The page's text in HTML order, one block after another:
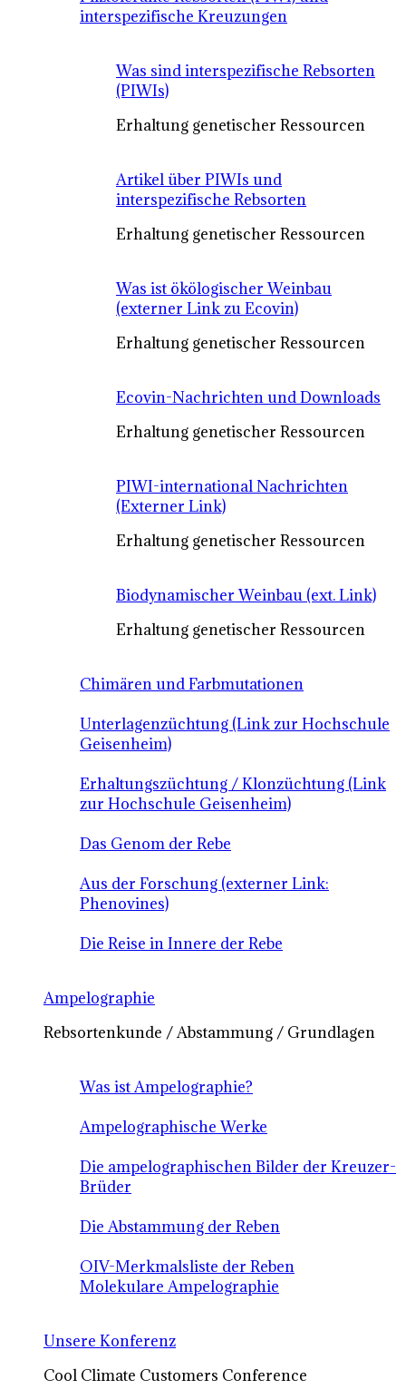
interspezifische Kreuzungen
Was sind interspezifische Rebsorten
(PIWIs)
Erhaltung genetischer Ressourcen
Artikel über PIWIs und
interspezifische Rebsorten
Erhaltung genetischer Ressourcen
Was ist ökölogischer Weinbau
(externer Link zu Ecovin)
Erhaltung genetischer Ressourcen
Ecovin-Nachrichten und Downloads
Erhaltung genetischer Ressourcen
PIWI-international Nachrichten
(Externer Link)
Erhaltung genetischer Ressourcen
Biodynamischer Weinbau (ext. Link)
Erhaltung genetischer Ressourcen
Chimären und Farbmutationen
Unterlagenzüchtung (Link zur Hochschule
Geisenheim)
Erhaltungszüchtung / Klonzüchtung (Link
zur Hochschule Geisenheim)
Das Genom der Rebe
Aus der Forschung (externer Link:
Phenovines)
Die Reise in Innere der Rebe
Ampelographie
Rebsortenkunde / Abstammung / Grundlagen
Was ist Ampelographie?
Ampelographische Werke
Die ampelographischen Bilder der Kreuzer-
Brüder
Die Abstammung der Reben
OIV-Merkmalsliste der Reben
Molekulare Ampelographie
Unsere Konferenz
Cool Climate Customers Conference